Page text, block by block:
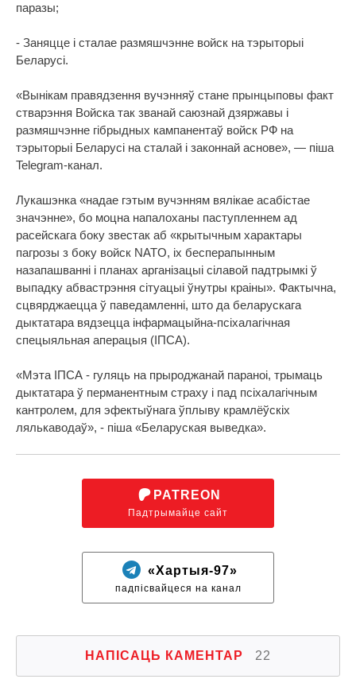
паразы;
- Заняцце і сталае размяшчэнне войск на тэрыторыі
Беларусі.
«Вынікам правядзення вучэнняў стане прынцыповы факт
стварэння Войска так званай саюзнай дзяржавы і
размяшчэнне гібрыдных кампанентаў войск РФ на
тэрыторыі Беларусі на сталай і законнай аснове», — піша
Telegram-канал.
Лукашэнка «надае гэтым вучэнням вялікае асабістае
значэнне», бо моцна напалоханы паступленнем ад
расейскага боку звестак аб «крытычным характары
пагрозы з боку войск NATO, іх бесперапынным
назапашванні і планах арганізацыі сілавой падтрымкі ў
выпадку абвастрэння сітуацыі ўнутры краіны». Фактычна,
сцвярджаецца ў паведамленні, што да беларускага
дыктатара вядзецца інфармацыйна-псіхалагічная
спецыяльная аперацыя (ІПСА).
«Мэта ІПСА - гуляць на прыроджанай параноі, трымаць
дыктатара ў перманентным страху і пад псіхалагічным
кантролем, для эфектыўнага ўплыву крамлёўскіх
лялькаводаў», - піша «Беларуская выведка».
PATREON
Падтрымайце сайт
«Хартыя-97»
падпісвайцеся на канал
НАПІСАЦЬ КАМЕНТАР 22